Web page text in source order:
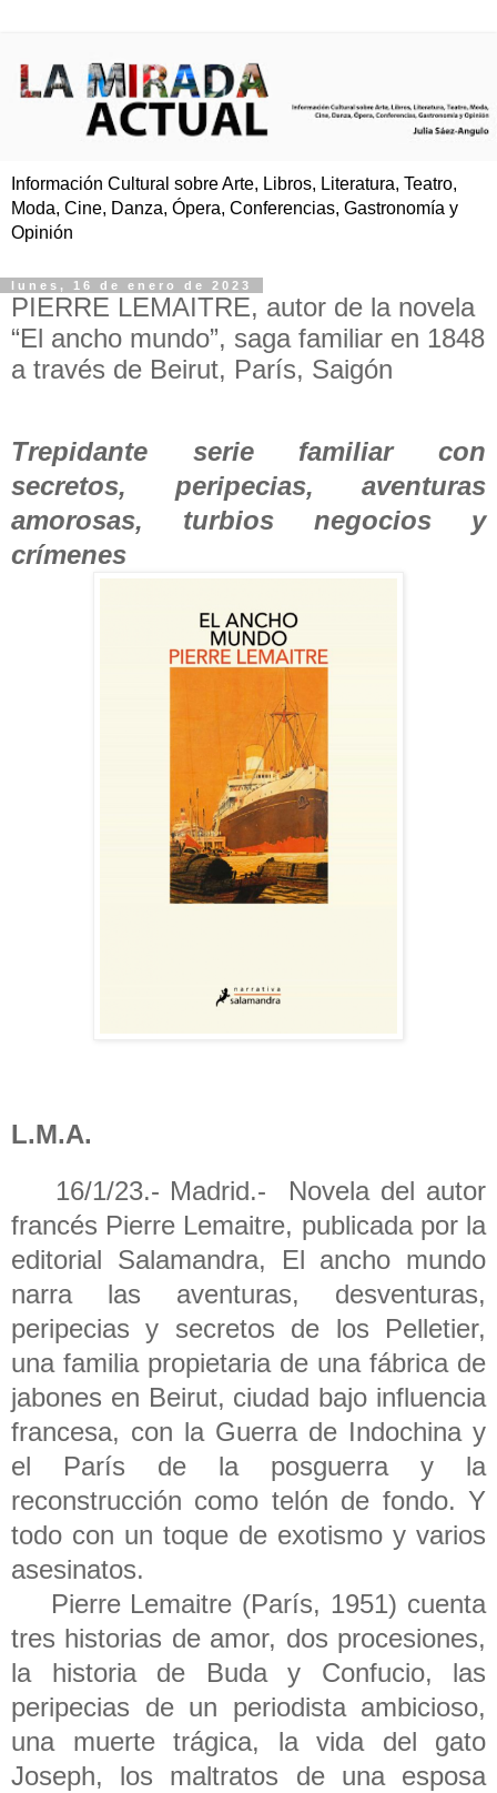
Información Cultural sobre Arte, Libros, Literatura, Teatro,
Moda, Cine, Danza, Ópera, Conferencias, Gastronomía y
Opinión
lunes, 16 de enero de 2023
PIERRE LEMAITRE, autor de la novela
“El ancho mundo”, saga familiar en 1848
a través de Beirut, París, Saigón
Trepidante serie familiar con
secretos, peripecias, aventuras
amorosas, turbios negocios y
crímenes
L.M.A.
16/1/23.- Madrid.- Novela del autor
francés Pierre Lemaitre, publicada por la
editorial Salamandra, El ancho mundo
narra las aventuras, desventuras,
peripecias y secretos de los Pelletier,
una familia propietaria de una fábrica de
jabones en Beirut, ciudad bajo influencia
francesa, con la Guerra de Indochina y
el París de la posguerra y la
reconstrucción como telón de fondo. Y
todo con un toque de exotismo y varios
asesinatos.
Pierre Lemaitre (París, 1951) cuenta
tres historias de amor, dos procesiones,
la historia de Buda y Confucio, las
peripecias de un periodista ambicioso,
una muerte trágica, la vida del gato
Joseph, los maltratos de una esposa